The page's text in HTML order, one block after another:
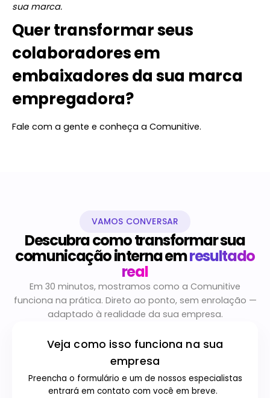
sua marca.
Quer transformar seus
colaboradores em
embaixadores da sua marca
empregadora?
Fale com a gente e conheça a Comunitive.
VAMOS CONVERSAR
Descubra como transformar sua
comunicação interna emresultado
real
Em 30 minutos, mostramos como a Comunitive
funciona na prática. Direto ao ponto, sem enrolação —
adaptado à realidade da sua empresa.
Veja como isso funciona na sua
empresa
Preencha o formulário e um de nossos especialistas
entrará em contato com você em breve.